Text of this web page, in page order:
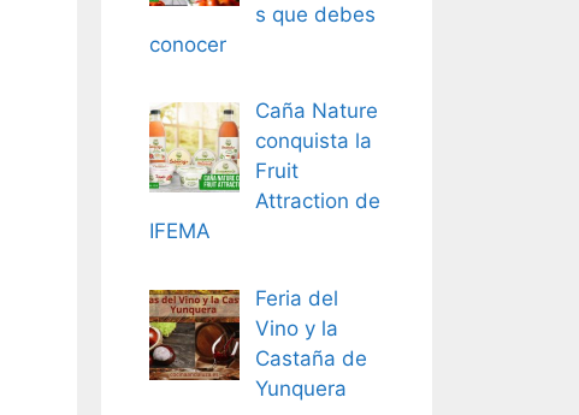
s que debes
conocer
Caña Nature
conquista la
Fruit
Attraction de
IFEMA
Feria del
Vino y la
Castaña de
Yunquera